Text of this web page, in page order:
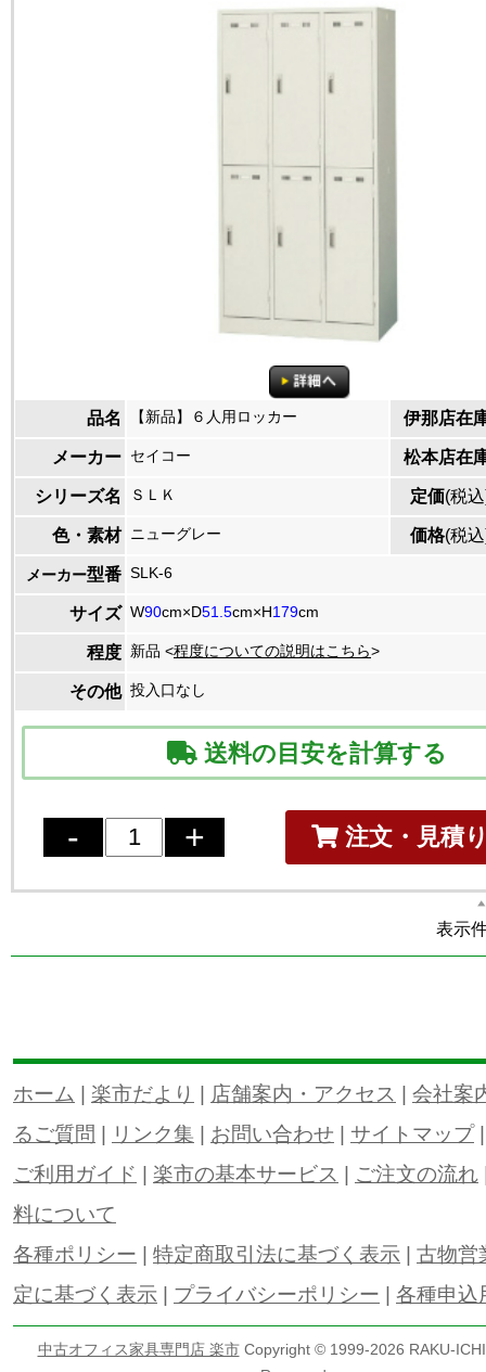
品名 【新品】６人用ロッカー 伊那店在
メーカー セイコー 松本店在
シリーズ名 ＳＬＫ 定価(税
色・素材 ニューグレー 価格(税
メーカー型番 SLK-6
サイズ W90cm×D51.5cm×H179cm
程度 新品 <程度についての説明はこちら>
その他 投入口なし
送料の目安を計算する
注文・見積
表示
ホーム 楽市だより 店舗案内・アクセス
会社案
るご質問
リンク集 お問い合わせ サイトマップ
ご利用ガイド
楽市の基本サービス ご注文の流れ
料について
各種ポリシー
特定商取引法に基づく表示
古物営
定に基づく表示
プライバシーポリシー 各種申込
中古オフィス家具専門店 楽市Copyright © 1999-2026 RAKU-